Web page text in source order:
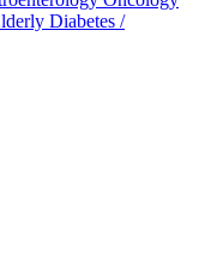
Diabetes /